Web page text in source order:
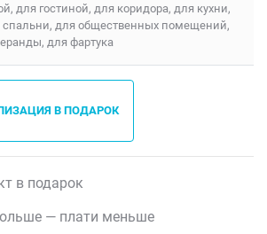
для гостиной, для коридора, для кухни,
спальни, для общественных помещений,
для фартука
В ПОДАРОК
в подарок
— плати меньше